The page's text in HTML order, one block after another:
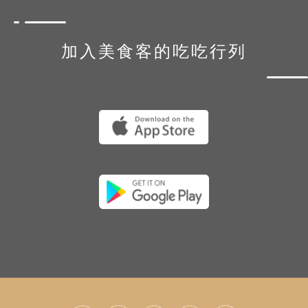
加入美食客的吃吃行列